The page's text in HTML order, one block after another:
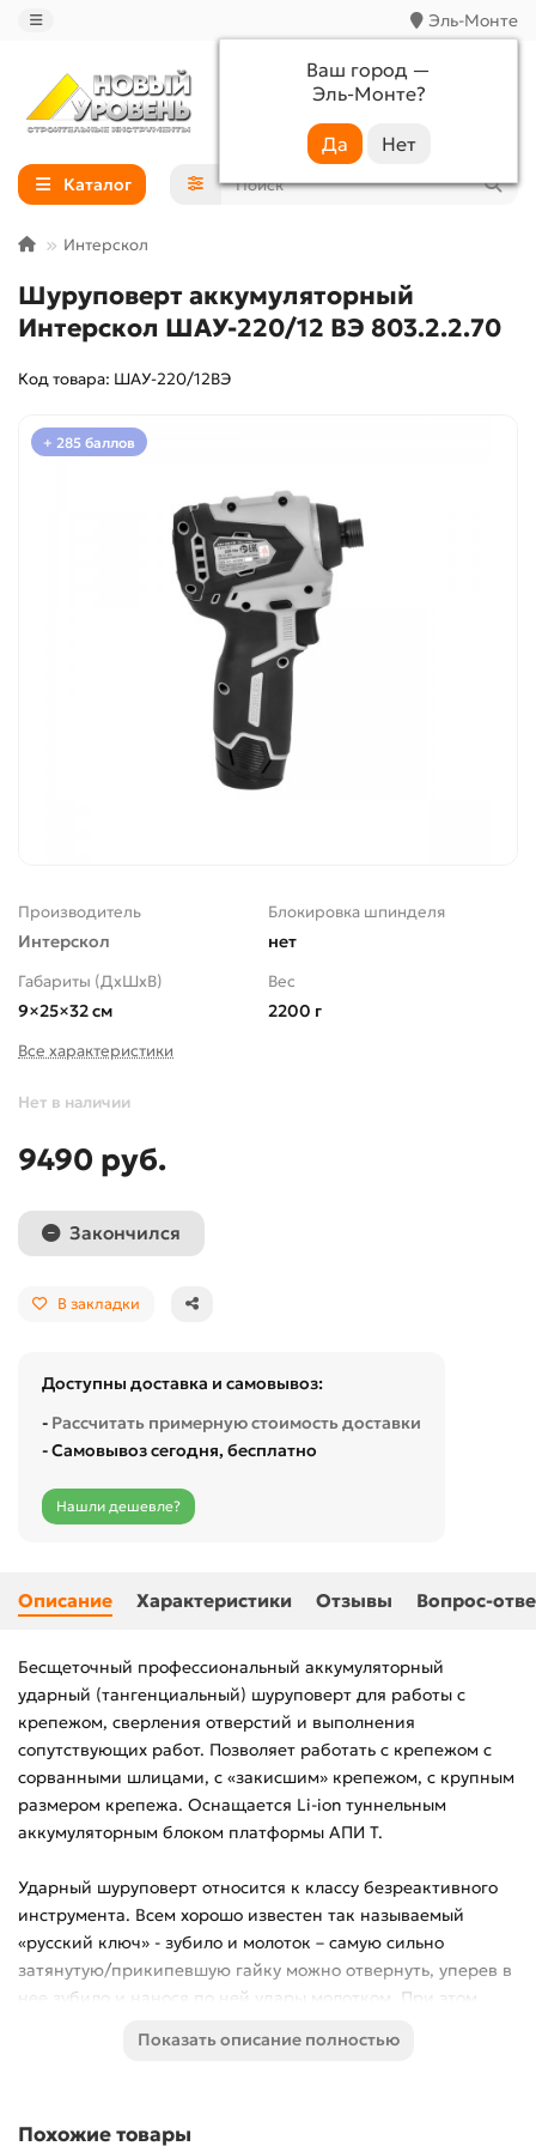
Эль-Монте
Ваш город —
Эль-Монте?
+7 (988) 233-44-52
Каталог
Интерскол
Шуруповерт аккумуляторный
Интерскол ШАУ-220/12 ВЭ 803.2.2.70
Код товара: ШАУ-220/12ВЭ
+ 285 баллов
Производитель
Интерскол
Блокировка шпинделя
нет
Габариты (ДхШхВ)
9×25×32 см
Вес
2200 г
Все характеристики
Нет в наличии
9490 руб.
Закончился
В закладки
Доступны доставка и самовывоз:
- Рассчитать примерную стоимость доставки
- Самовывоз сегодня, бесплатно
Нашли дешевле?
Описание Характеристики Отзывы Вопрос-
Бесщеточный профессиональный аккумуляторный
ударный (тангенциальный) шуруповерт для работы с
крепежом, сверления отверстий и выполнения
сопутствующих работ. Позволяет работать с крепежом с
сорванными шлицами, с «закисшим» крепежом, с крупным
размером крепежа. Оснащается Li-ion туннельным
аккумуляторным блоком платформы АПИ Т.
Ударный шуруповерт относится к классу безреактивного
инструмента. Всем хорошо известен так называемый
«русский ключ» - зубило и молоток – самую сильно
затянутую/прикипевшую гайку можно отвернуть, уперев в
нее зубило и нанося по ней удары молотком. При этом
вращения оснастки, практически перпендикулярно
приложения силы ударов по всей поверхности шлица/
Показать описание полностью
Похожие товары